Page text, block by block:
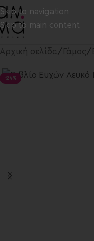
Skip to navigation
Skip to main content
Αρχική σελίδα / Γάμος/
-24%